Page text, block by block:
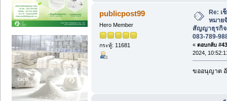
publicpost99
Hero Member
กระทู้: 11681
Re: เ
หมาย
สัญญาธุรกิจ
083-789-
« ตอบกลับ
2024,
ขออนุญาต